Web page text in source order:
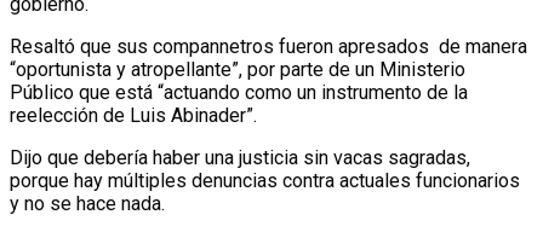
Resaltó que sus compannetros fueron apresados de manera
“oportunista y atropellante”, por parte de un Ministerio
Público que está “actuando como un instrumento de la
reelección de Luis Abinader”.
Dijo que debería haber una justicia sin vacas sagradas,
porque hay múltiples denuncias contra actuales funcionarios
y no se hace nada.